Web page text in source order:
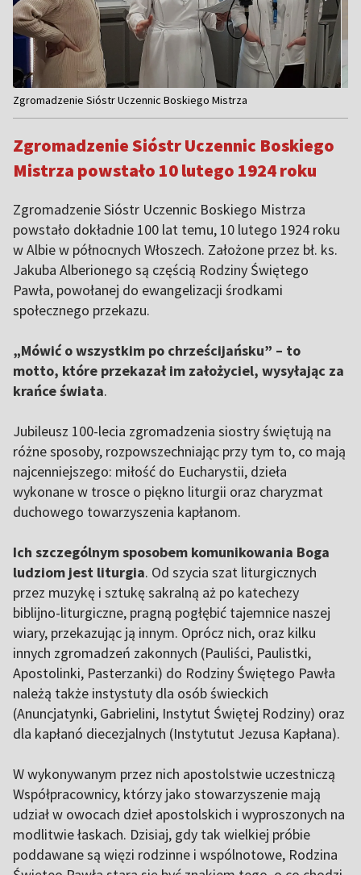
Item
1
5
Zgromadzenie Sióstr Uczennic Boskiego Mistrza
Zgromadzenie Sióstr Uczennic Boskiego
Mistrza powstało 10 lutego 1924 roku
Zgromadzenie Sióstr Uczennic Boskiego Mistrza
powstało dokładnie 100 lat temu, 10 lutego 1924 roku
w Albie w północnych Włoszech. Założone przez bł. ks.
Jakuba Alberionego są częścią Rodziny Świętego
Pawła, powołanej do ewangelizacji środkami
społecznego przekazu.
„Mówić o wszystkim po chrześcijańsku” – to
motto, które przekazał im założyciel, wysyłając za
krańce świata.
Jubileusz 100-lecia zgromadzenia siostry świętują na
różne sposoby, rozpowszechniając przy tym to, co mają
najcenniejszego: miłość do Eucharystii, dzieła
wykonane w trosce o piękno liturgii oraz charyzmat
duchowego towarzyszenia kapłanom.
Ich szczególnym sposobem komunikowania Boga
ludziom jest liturgia. Od szycia szat liturgicznych
przez muzykę i sztukę sakralną aż po katechezy
biblijno-liturgiczne, pragną pogłębić tajemnice naszej
wiary, przekazując ją innym. Oprócz nich, oraz kilku
innych zgromadzeń zakonnych (Pauliści, Paulistki,
Apostolinki, Pasterzanki) do Rodziny Świętego Pawła
należą także instystuty dla osób świeckich
(Anuncjatynki, Gabrielini, Instytut Świętej Rodziny) oraz
dla kapłanó diecezjalnych (Instytutut Jezusa Kapłana).
W wykonywanym przez nich apostolstwie uczestniczą
Współpracownicy, którzy jako stowarzyszenie mają
udział w owocach dzieł apostolskich i wyproszonych na
modlitwie łaskach. Dzisiaj, gdy tak wielkiej próbie
poddawane są więzi rodzinne i wspólnotowe, Rodzina